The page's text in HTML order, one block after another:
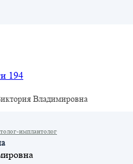
194
Владимировна
имплантолог